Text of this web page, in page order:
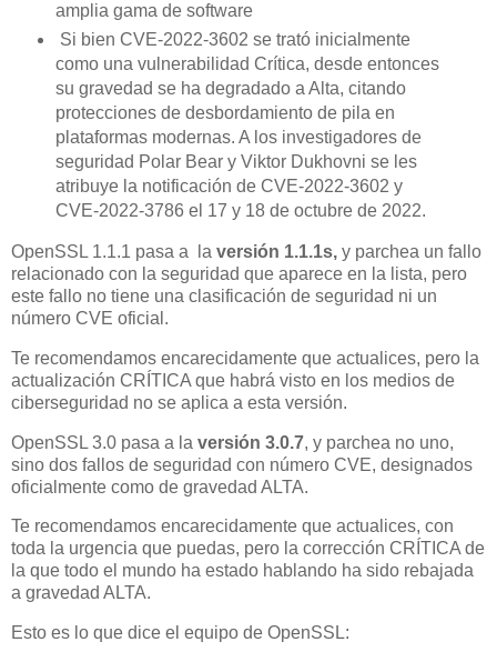
amplia gama de software
Si bien CVE-2022-3602 se trató inicialmente
como una vulnerabilidad Crítica, desde entonces
su gravedad se ha degradado a Alta, citando
protecciones de desbordamiento de pila en
plataformas modernas. A los investigadores de
seguridad Polar Bear y Viktor Dukhovni se les
atribuye la notificación de CVE-2022-3602 y
CVE-2022-3786 el 17 y 18 de octubre de 2022.
OpenSSL 1.1.1 pasa a la versión 1.1.1s, y parchea un fallo
relacionado con la seguridad que aparece en la lista, pero
este fallo no tiene una clasificación de seguridad ni un
número CVE oficial.
Te recomendamos encarecidamente que actualices, pero la
actualización CRÍTICA que habrá visto en los medios de
ciberseguridad no se aplica a esta versión.
OpenSSL 3.0 pasa a la versión 3.0.7, y parchea no uno,
sino dos fallos de seguridad con número CVE, designados
oficialmente como de gravedad ALTA.
Te recomendamos encarecidamente que actualices, con
toda la urgencia que puedas, pero la corrección CRÍTICA de
la que todo el mundo ha estado hablando ha sido rebajada
a gravedad ALTA.
Esto es lo que dice el equipo de OpenSSL: